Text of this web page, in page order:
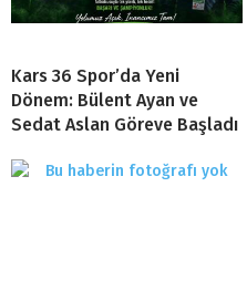
Kars 36 Spor’da Yeni
Dönem: Bülent Ayan ve
Sedat Aslan Göreve Başladı